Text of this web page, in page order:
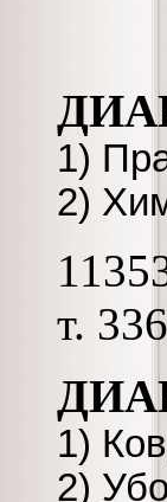
1)
2)
т.
1)
2)